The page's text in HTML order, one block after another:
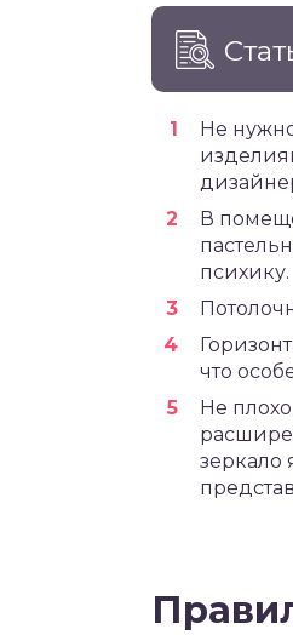
Не
В
психику.
что
Не
зеркало